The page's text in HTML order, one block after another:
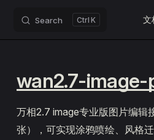
Search K 文
wan2.7-image-
万相2.7 image专业版图片编辑
张），可实现涂鸦喷绘、风格